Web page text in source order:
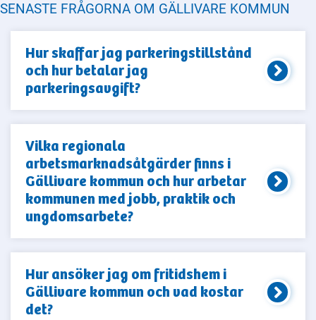
SENASTE FRÅGORNA OM GÄLLIVARE KOMMUN
Hur skaffar jag parkeringstillstånd
och hur betalar jag
parkeringsavgift?
Vilka regionala
arbetsmarknadsåtgärder finns i
Gällivare kommun och hur arbetar
kommunen med jobb, praktik och
ungdomsarbete?
Hur ansöker jag om fritidshem i
Gällivare kommun och vad kostar
det?